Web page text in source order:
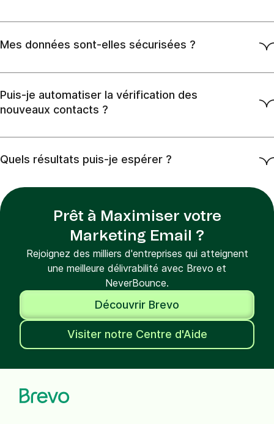
Mes données sont-elles sécurisées ?
Puis-je automatiser la vérification des
nouveaux contacts ?
Quels résultats puis-je espérer ?
Prêt à Maximiser votre
Marketing Email ?
Rejoignez des milliers d'entreprises qui atteignent
une meilleure délivrabilité avec Brevo et
NeverBounce.
Découvrir Brevo
Visiter notre Centre d'Aide